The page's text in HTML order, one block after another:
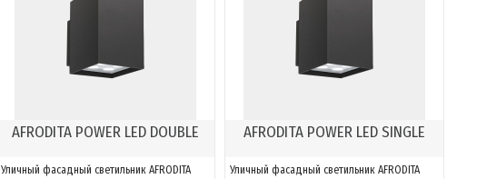
AFRODITA POWER LED DOUBLE
Уличный фасадный светильник AFRODITA
AFRODITA POWER LED SINGLE
Уличный фасадный светильник AFRODITA